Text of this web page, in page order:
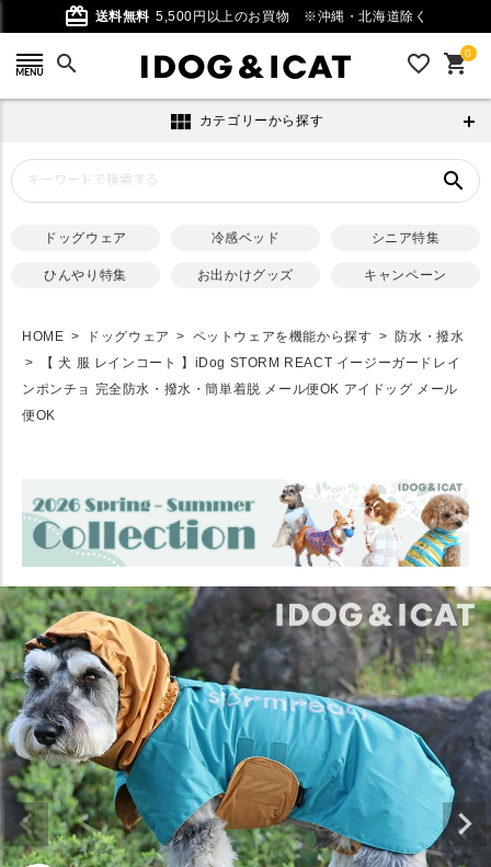
card_giftcard 送料無料 5,500円以上のお買物 ※沖縄・北海道除く
search favorite_outline 0
shopping_cart
view_module カテゴリーから探す
search
ドッグウェア 冷感ベッド シニア特集
ひんやり特集 お出かけグッズ キャンペーン
HOME ドッグウェア ペットウェアを機能から探す
防水・撥水
【 犬 服 レインコート 】iDog STORM REACT イージーガードレイ
ンポンチョ 完全防水・撥水・簡単着脱 メール便OK アイドッグ メール
便OK